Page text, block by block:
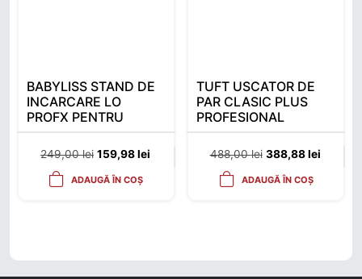
BABYLISS STAND DE
INCARCARE LO
PROFX PENTRU
TRIMMER
249,00lei Prețul inițial a fost: 249,00 lei.
159,98leiPrețul curent este: 159,98 lei.
ADAUGĂ ÎN COȘ
TUFT USCATOR DE
PAR CLASIC PLUS
PROFESIONAL
488,00lei Prețul inițial a
388,88leiPrețul
ADAUGĂ ÎN COȘ